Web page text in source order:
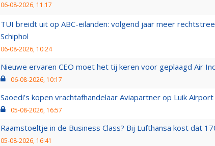
06-08-2026, 11:17
TUI breidt uit op ABC-eilanden: volgend jaar meer
Schiphol
06-08-2026, 10:24
Nieuwe ervaren CEO moet het tij keren voor geplaagd Air
06-08-2026, 10:17
Saoedi’s kopen vrachtafhandelaar Aviapartner op Luik Airport
05-08-2026, 16:57
Raamstoeltje in de Business Class? Bij Lufthansa kost dat
05-08-2026, 16:41